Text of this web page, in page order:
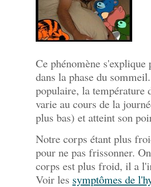
Ce phénomène
dans la phase du
populaire, la température
varie au cours de la
plus bas) et atteint son
Notre corps étant plus
pour ne pas frissonner.
corps est plus froid, il a
Voir les symptômes de